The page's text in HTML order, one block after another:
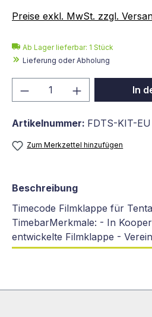
Preise exkl. MwSt. zzgl.
Ab Lager lieferbar: 1 Stück
Lieferung oder Abholung
Produkt Anzahl: Gib
In
Artikelnummer: FDTS-KIT-EU
Zum Merkzettel hinzufügen
Beschreibung
Timecode Filmklappe für
TimebarMerkmale: - In
entwickelte Filmklappe -